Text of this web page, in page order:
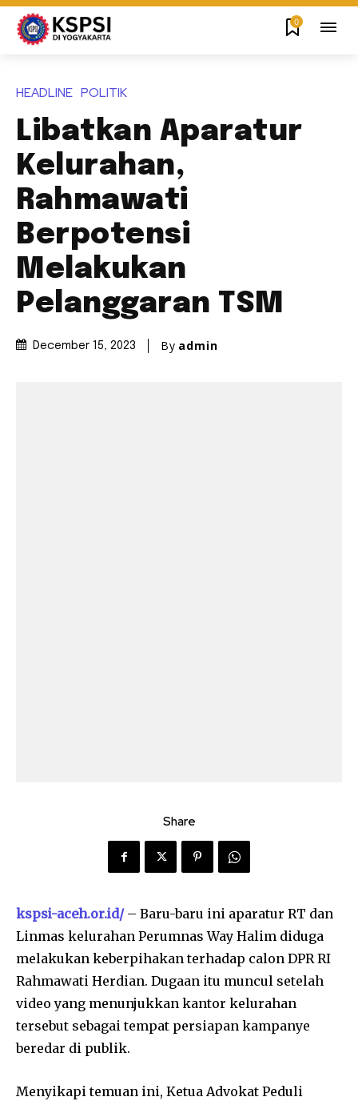
0
HEADLINE POLITIK
Libatkan Aparatur
Kelurahan,
Rahmawati
Berpotensi
Melakukan
Pelanggaran TSM
December 15, 2023 By admin
Share
kspsi-aceh.or.id/– Baru-baru ini aparatur RT dan
Linmas kelurahan Perumnas Way Halim diduga
melakukan keberpihakan terhadap calon DPR RI
Rahmawati Herdian. Dugaan itu muncul setelah
video yang menunjukkan kantor kelurahan
tersebut sebagai tempat persiapan kampanye
beredar di publik.
Menyikapi temuan ini, Ketua Advokat Peduli